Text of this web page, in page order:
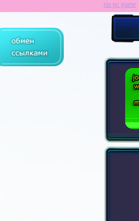
ria pc game